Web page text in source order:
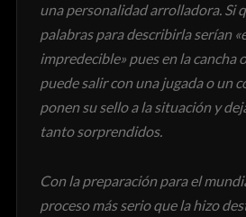
una personalidad arrolladora. Si
palabras para describirla serían
impredecible» pues en la cancha
puede salir con una jugada o un
ponen su sello a la situación y
tanto sorprendidos.
Con la preparación para el
proceso más serio que la hizo